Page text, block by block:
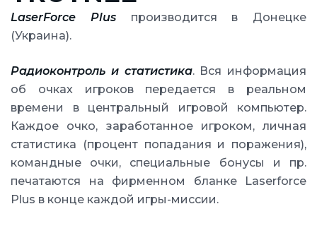
LaserForce Plusпроизводится в Донецке
(Украина).
Радиоконтроль и статистика. Вся информация
об очках игроков передается в реальном
времени в центральный игровой компьютер.
Каждое очко, заработанное игроком, личная
статистика (процент попадания и поражения),
командные очки, специальные бонусы и пр.
печатаются на фирменном бланке Laserforce
Plus в конце каждой игры-миссии.